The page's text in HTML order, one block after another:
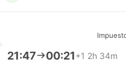
21:47 00:21+1 2h 34m